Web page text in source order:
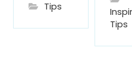
Tips
Tips